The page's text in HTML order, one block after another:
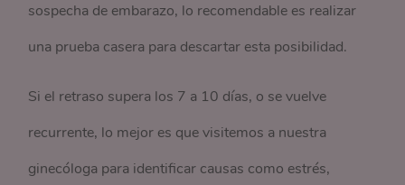
sospecha de embarazo, lo recomendable es realizar
una prueba casera para descartar esta posibilidad.
Si el retraso supera los 7 a 10 días, o se vuelve
recurrente, lo mejor es que visitemos a nuestra
ginecóloga para identificar causas como estrés,